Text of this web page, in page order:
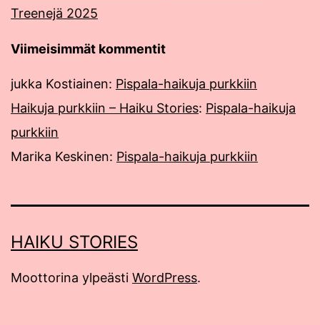
Treenejä 2025
Viimeisimmät kommentit
jukka Kostiainen: Pispala-haikuja purkkiin
Haikuja purkkiin – Haiku Stories: Pispala-haikuja
purkkiin
Marika Keskinen: Pispala-haikuja purkkiin
HAIKU STORIES
Moottorina ylpeästi WordPress.